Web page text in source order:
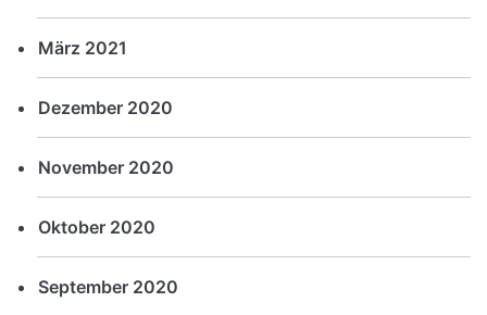
März 2021
Dezember 2020
November 2020
Oktober 2020
September 2020